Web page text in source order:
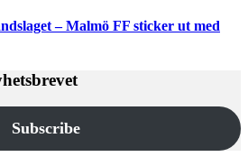
– Malmö FF sticker ut med
Subscribe